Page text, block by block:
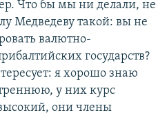
Что бы мы ни делали, не
Медведеву такой: вы не
валютно-
государств?
я хорошо знаю
у них курс
они члены